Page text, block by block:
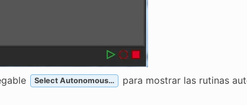
Select Autonomous…
para mostrar las rutinas